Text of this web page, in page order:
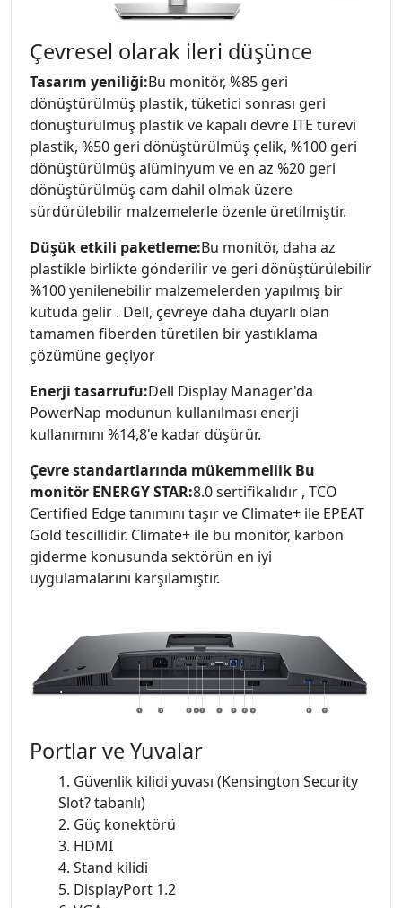
Çevresel olarak ileri düşünce
Tasarım yeniliği:Bu monitör, %85 geri
dönüştürülmüş plastik, tüketici sonrası geri
dönüştürülmüş plastik ve kapalı devre ITE türevi
plastik, %50 geri dönüştürülmüş çelik, %100 geri
dönüştürülmüş alüminyum ve en az %20 geri
dönüştürülmüş cam dahil olmak üzere
sürdürülebilir malzemelerle özenle üretilmiştir.
Düşük etkili paketleme:Bu monitör, daha az
plastikle birlikte gönderilir ve geri dönüştürülebilir
%100 yenilenebilir malzemelerden yapılmış bir
kutuda gelir . Dell, çevreye daha duyarlı olan
tamamen fiberden türetilen bir yastıklama
çözümüne geçiyor
Enerji tasarrufu:Dell Display Manager'da
PowerNap modunun kullanılması enerji
kullanımını %14,8'e kadar düşürür.
Çevre standartlarında mükemmellik Bu
monitör ENERGY STAR:8.0 sertifikalıdır , TCO
Certified Edge tanımını taşır ve Climate+ ile EPEAT
Gold tescillidir. Climate+ ile bu monitör, karbon
giderme konusunda sektörün en iyi
uygulamalarını karşılamıştır.
Portlar ve Yuvalar
1. Güvenlik kilidi yuvası (Kensington Security
Slot? tabanlı)
2. Güç konektörü
3. HDMI
4. Stand kilidi
5. DisplayPort 1.2